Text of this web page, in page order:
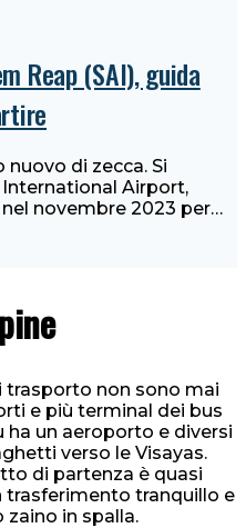
Reap (SAI), guida
di zecca. Si
Airport,
novembre 2023 per…
trasporto non sono mai
e più terminal dei bus
un aeroporto e diversi
verso le Visayas.
di partenza è quasi
trasferimento tranquillo e
zaino in spalla.